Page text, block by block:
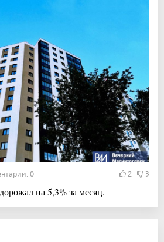
0 2 3
на 5,3% за месяц.